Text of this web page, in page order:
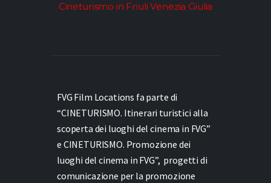
Cineturismo in Friuli Venezia Giulia
FVG Film Locations fa parte di
“CINETURISMO. Itinerari turistici alla
scoperta dei luoghi del cinema in FVG”
e CINETURISMO. Promozione dei
luoghi del cinema in FVG”, progetti di
comunicazione per la promozione